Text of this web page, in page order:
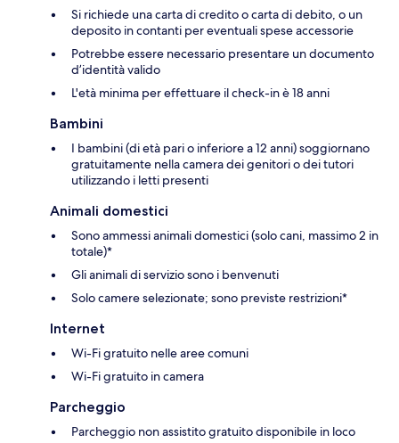
Si richiede una carta di credito o carta di debito, o un
deposito in contanti per eventuali spese accessorie
Potrebbe essere necessario presentare un documento
d’identità valido
L'età minima per effettuare il check-in è 18 anni
Bambini
I bambini (di età pari o inferiore a 12 anni) soggiornano
gratuitamente nella camera dei genitori o dei tutori
utilizzando i letti presenti
Animali domestici
Sono ammessi animali domestici (solo cani, massimo 2 in
totale)*
Gli animali di servizio sono i benvenuti
Solo camere selezionate; sono previste restrizioni*
Internet
Wi-Fi gratuito nelle aree comuni
Wi-Fi gratuito in camera
Parcheggio
Parcheggio non assistito gratuito disponibile in loco